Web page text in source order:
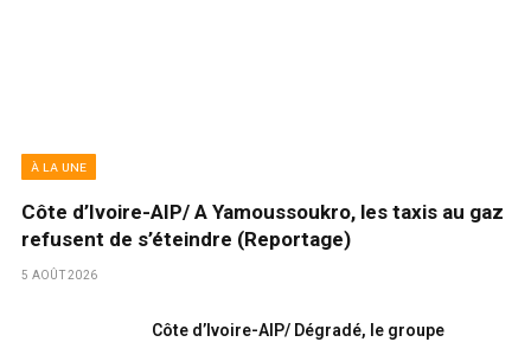
À LA UNE
Côte d’Ivoire-AIP/ A Yamoussoukro, les taxis au gaz
refusent de s’éteindre (Reportage)
5 AOÛT 2026
Côte d’Ivoire-AIP/ Dégradé, le groupe